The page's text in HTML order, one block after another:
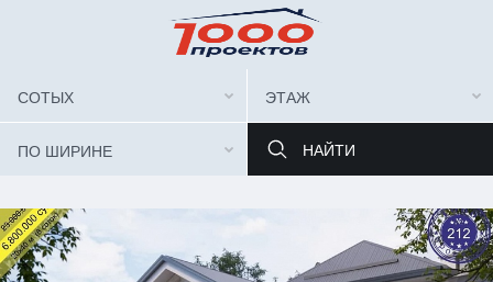
СОТЫХ ЭТАЖ
ПО ШИРИНЕ